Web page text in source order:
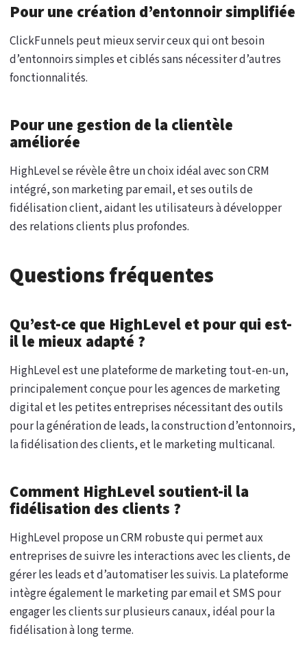
Pour une création d’entonnoir simplifiée
ClickFunnels peut mieux servir ceux qui ont besoin
d’entonnoirs simples et ciblés sans nécessiter d’autres
fonctionnalités.
Pour une gestion de la clientèle
améliorée
HighLevel se révèle être un choix idéal avec son CRM
intégré, son marketing par email, et ses outils de
fidélisation client, aidant les utilisateurs à développer
des relations clients plus profondes.
Questions fréquentes
Qu’est-ce que HighLevel et pour qui est-
il le mieux adapté ?
HighLevel est une plateforme de marketing tout-en-un,
principalement conçue pour les agences de marketing
digital et les petites entreprises nécessitant des outils
pour la génération de leads, la construction d’entonnoirs,
la fidélisation des clients, et le marketing multicanal.
Comment HighLevel soutient-il la
fidélisation des clients ?
HighLevel propose un CRM robuste qui permet aux
entreprises de suivre les interactions avec les clients, de
gérer les leads et d’automatiser les suivis. La plateforme
intègre également le marketing par email et SMS pour
engager les clients sur plusieurs canaux, idéal pour la
fidélisation à long terme.